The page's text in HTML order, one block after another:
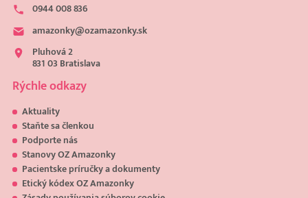
0944 008 836
amazonky@ozamazonky.sk
Pluhová 2
831 03 Bratislava
Rýchle odkazy
Aktuality
Staňte sa členkou
Podporte nás
Stanovy OZ Amazonky
Pacientske príručky a dokumenty
Etický kódex OZ Amazonky